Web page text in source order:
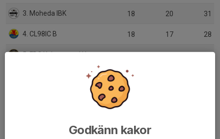
3. Moheda IBK 18 20 31
4. CL98IC B 18 17 28
5. FBC Kalmarsund Ungdom B
6. Växjö IBK Utveckling B 18
18
Godkänn kakor